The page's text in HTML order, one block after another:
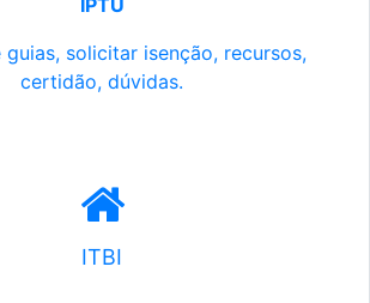
IPTU
guias, solicitar isenção, recursos,
certidão, dúvidas.
ITBI